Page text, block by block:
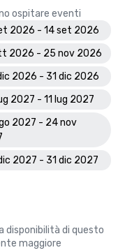
ospitare eventi
2026 - 14 set 2026
2026 - 25 nov 2026
2026 - 31 dic 2026
2027 - 11 lug 2027
2027 - 24 nov
2027 - 31 dic 2027
disponibilità di questo
maggiore